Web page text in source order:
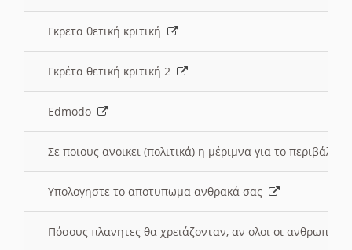
Γκρετα θετική κριτική
Γκρέτα θετική κριτική 2
Edmodo
Σε ποιους ανοικει (πολιτικά) η μέριμνα για το
Υπολογηστε το αποτυπωμα ανθρακά σας
Πόσους πλανητες θα χρειάζονταν, αν ολοι οι ανθρωποι